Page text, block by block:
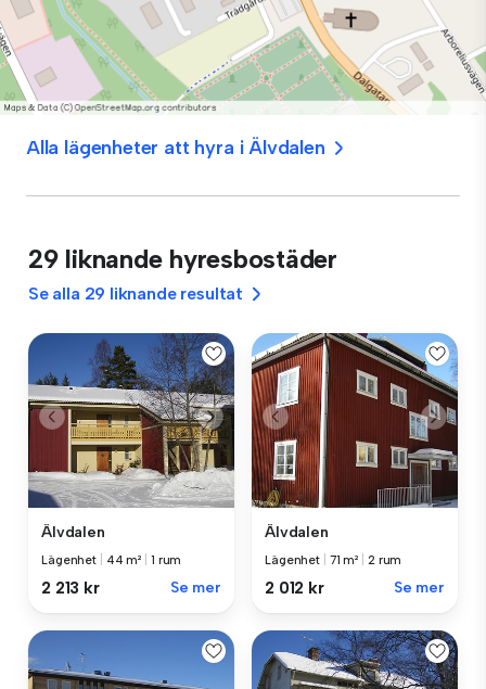
Alla lägenheter att hyra i Älvdalen
29 liknande hyresbostäder
Se alla 29 liknande resultat
Älvdalen
Lägenhet 44 m² 1 rum
2 213 kr Se mer
Älvdalen
Lägenhet 71 m² 2 rum
2 012 kr Se mer